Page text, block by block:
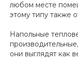
любом месте
этому типу также
Напольные
они выглядят как